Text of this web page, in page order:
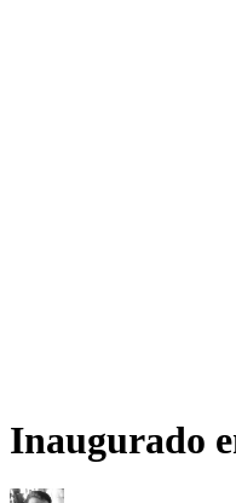
Inaugurado